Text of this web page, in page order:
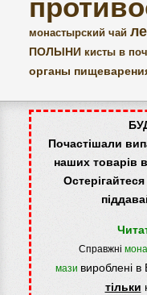
монастырский чай
ПОЛЫНИ кисты в
органы
Почастішали
наших товарів
Справжні
мази вироблені
тільки